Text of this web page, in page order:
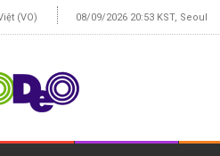
(VO) 08/09/2026 20:53 KST, Seoul